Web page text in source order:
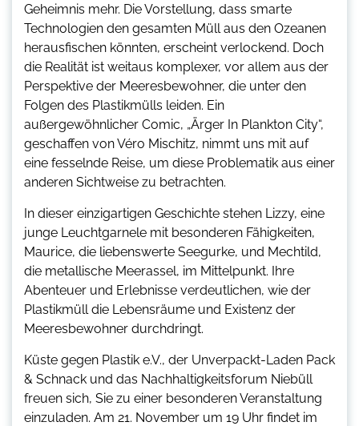
Geheimnis mehr. Die Vorstellung, dass smarte
Technologien den gesamten Müll aus den Ozeanen
herausfischen könnten, erscheint verlockend. Doch
die Realität ist weitaus komplexer, vor allem aus der
Perspektive der Meeresbewohner, die unter den
Folgen des Plastikmülls leiden. Ein
außergewöhnlicher Comic, „Ärger In Plankton City“,
geschaffen von Véro Mischitz, nimmt uns mit auf
eine fesselnde Reise, um diese Problematik aus einer
anderen Sichtweise zu betrachten.
In dieser einzigartigen Geschichte stehen Lizzy, eine
junge Leuchtgarnele mit besonderen Fähigkeiten,
Maurice, die liebenswerte Seegurke, und Mechtild,
die metallische Meerassel, im Mittelpunkt. Ihre
Abenteuer und Erlebnisse verdeutlichen, wie der
Plastikmüll die Lebensräume und Existenz der
Meeresbewohner durchdringt.
Küste gegen Plastik e.V., der Unverpackt-Laden Pack
& Schnack und das Nachhaltigkeitsforum Niebüll
freuen sich, Sie zu einer besonderen Veranstaltung
einzuladen. Am 21. November um 19 Uhr findet im